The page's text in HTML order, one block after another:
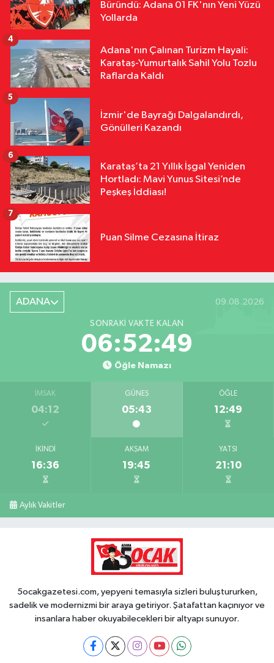
18:10Kar Maskeleriyle Araç Soyan
Büründü: Adana 01 FK'nın Yeni Yüzü
Yollarda
Adana'nın Çalınan Turizm Hayali:
Karataş-Yumurtalık Sahil Yolu Tozlu
Raflarda Kaldı
4
İzmir'de Bayrağı Dalgalandırdı,
Gönülleri Kazandı
5
Karataş’ta 21 Yıllık İşgal Yeniden
Hortladı: Mavi Yunus Sitesi’nde
Peşkeş İddiası!
6
Puan Silme Cezasına İtiraz
7
ADANA 09.08.2026
SONRAKI VAKTE KALAN
06:52:48
Öğle Namazı
İMSAK
04:12
GÜNEŞ
05:43
ÖĞLE
12:49
İKINDI
16:36
AKŞAM
19:45
YATSI
21:10
Aylık Vakitler
5ocakgazetesi.com, yepyeni temasıyla sizleri buluştururken,
sadelik ve modernizmi bir araya getiriyor. Şatafattan kaçınıyor ve
insanlara haber okuyabilecekleri bir altyapı sunuyor.